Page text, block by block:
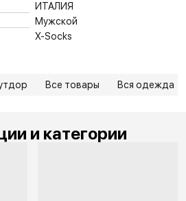
ИТАЛИЯ
Мужской
X-Socks
Все товары Вся одежда
и категории